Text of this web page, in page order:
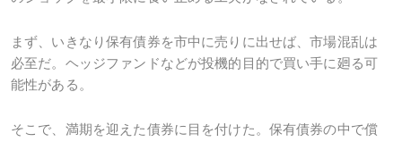
まず、いきなり保有債券を市中に売りに出せば、市場混乱は
必至だ。ヘッジファンドなどが投機的目的で買い手に廻る可
能性がある。
そこで、満期を迎えた債券に目を付けた。保有債券の中で償